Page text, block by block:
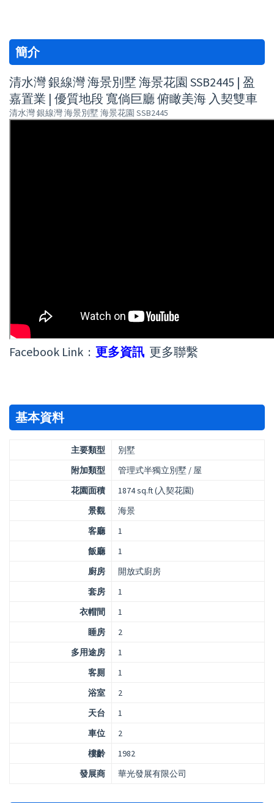
簡介
清水灣 銀線灣 海景別墅 海景花園 SSB2445 | 盈
嘉置業 | 優質地段 寬倘巨廳 俯瞰美海 入契雙車
清水灣 銀線灣 海景別墅 海景花園 SSB2445
Facebook Link : 更多資訊 更多聯繫
基本資料
主要類型
別墅
附加類型
管理式半獨立別墅 / 屋
花園面積
1874 sq.ft (入契花園)
景觀
海景
客廳
1
飯廳
1
廚房
開放式廚房
套房
1
衣帽間
1
睡房
2
多用途房
1
客厠
1
浴室
2
天台
1
車位
2
樓齡
1982
發展商
華光發展有限公司